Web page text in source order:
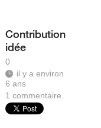
Contribution
idée
0
il y a environ
6 ans
1commentaire